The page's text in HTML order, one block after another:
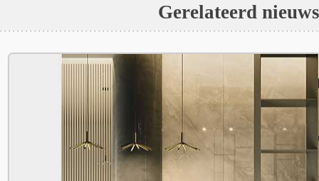
Gerelateerd nieuws